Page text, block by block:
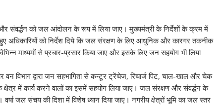
संवर्द्धन को जल आंदोलन के रूप में लिया जाए। मुख्यमंत्री के निर्देशों के क्रम में
अधिकारियों को निर्देश दिये कि जल संरक्षण के लिए आधुनिक और कारगर तकनीक
माध्यमों से प्रचार-प्रसार किया जाए और इसके लिए जन सहयोग भी लिया
विभाग द्वारा जन सहभागिता से कन्टूर ट्रेंचेज, रिचार्ज पिट, चाल-खाल और चेक
में कार्य करने वालों का इसमें सहयोग लिया जाए। जल संरक्षण और संवर्द्धन के
जल संचय की दिशा में विशेष ध्यान दिया जाए। नगरीय क्षेत्रों भूमि का जल स्तर